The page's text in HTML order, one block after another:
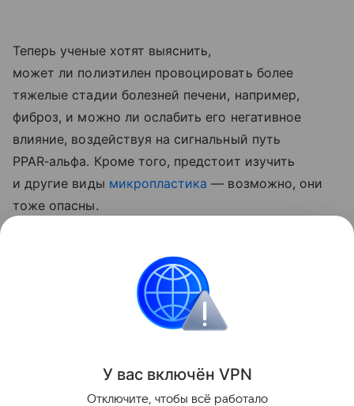
Теперь ученые хотят выяснить,
может ли полиэтилен провоцировать более
тяжелые стадии болезней печени, например,
фиброз, и можно ли ослабить его негативное
влияние, воздействуя на сигнальный путь
PPAR‑альфа. Кроме того, предстоит изучить
и другие виды микропластика — возможно, они
тоже опасны.
микропластик неожиданно обвинили в
У вас включён VPN
Отключите, чтобы всё работало